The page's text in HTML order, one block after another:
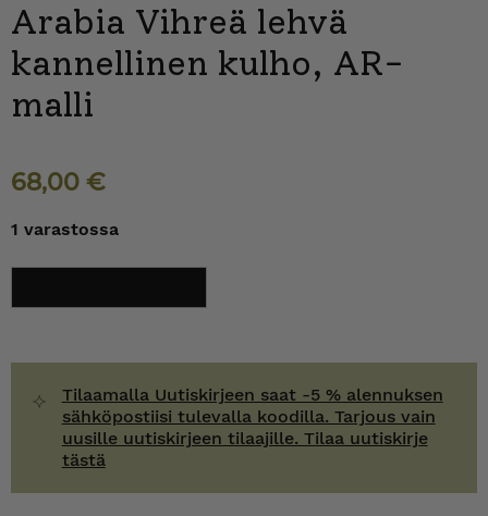
Arabia Vihreä lehvä
kannellinen kulho, AR-
malli
68,00 €
1 varastossa
lehvä
Tilaamalla Uutiskirjeen saat -5 % alennuksen
sähköpostiisi tulevalla koodilla. Tarjous vain
uusille uutiskirjeen tilaajille. Tilaa uutiskirje
tästä